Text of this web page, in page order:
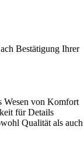
Bestätigung Ihrer
Wesen von Komfort
für Details
Qualität als auch